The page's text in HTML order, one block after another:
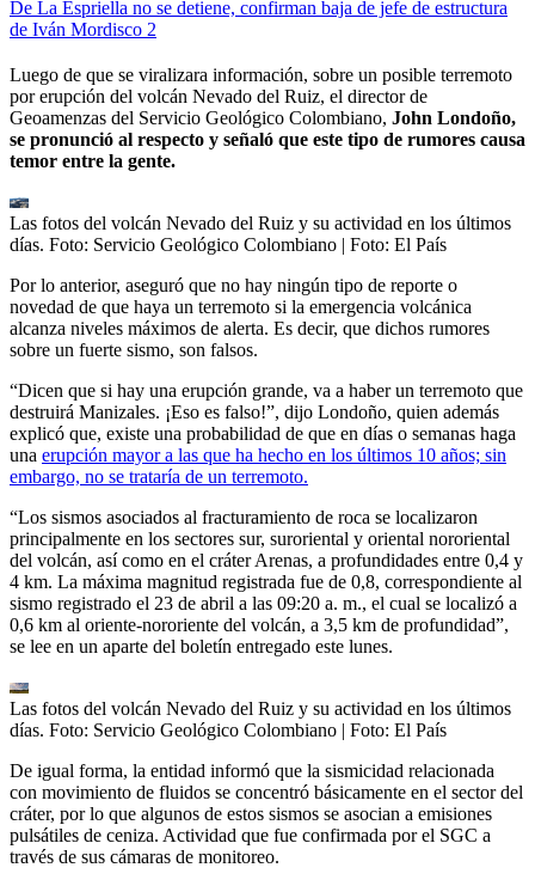
De La Espriella no se detiene, confirman baja de jefe de estructura
de Iván Mordisco 2
Luego de que se viralizara información, sobre un posible terremoto
por erupción del volcán Nevado del Ruiz, el director de
Geoamenzas del Servicio Geológico Colombiano, John Londoño,
se pronunció al respecto y señaló que este tipo de rumores causa
temor entre la gente.
Las fotos del volcán Nevado del Ruiz y su actividad en los últimos
días. Foto: Servicio Geológico Colombiano | Foto: El País
Por lo anterior, aseguró que no hay ningún tipo de reporte o
novedad de que haya un terremoto si la emergencia volcánica
alcanza niveles máximos de alerta. Es decir, que dichos rumores
sobre un fuerte sismo, son falsos.
“Dicen que si hay una erupción grande, va a haber un terremoto que
destruirá Manizales. ¡Eso es falso!”, dijo Londoño, quien además
explicó que, existe una probabilidad de que en días o semanas haga
una erupción mayor a las que ha hecho en los últimos 10 años; sin
embargo, no se trataría de un terremoto.
“Los sismos asociados al fracturamiento de roca se localizaron
principalmente en los sectores sur, suroriental y oriental nororiental
del volcán, así como en el cráter Arenas, a profundidades entre 0,4 y
4 km. La máxima magnitud registrada fue de 0,8, correspondiente al
sismo registrado el 23 de abril a las 09:20 a. m., el cual se localizó a
0,6 km al oriente-nororiente del volcán, a 3,5 km de profundidad”,
se lee en un aparte del boletín entregado este lunes.
Las fotos del volcán Nevado del Ruiz y su actividad en los últimos
días. Foto: Servicio Geológico Colombiano | Foto: El País
De igual forma, la entidad informó que la sismicidad relacionada
con movimiento de fluidos se concentró básicamente en el sector del
cráter, por lo que algunos de estos sismos se asocian a emisiones
pulsátiles de ceniza. Actividad que fue confirmada por el SGC a
través de sus cámaras de monitoreo.